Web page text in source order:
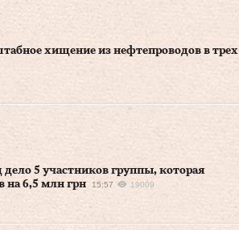
хищение из нефтепроводов в трех
дело 5 участников группы, которая
на 6,5 млн грн
15:57 19009